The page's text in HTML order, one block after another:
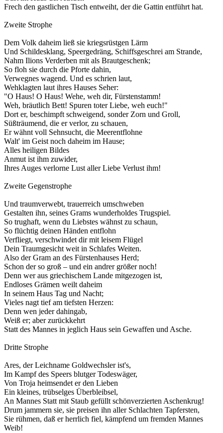
Frech den gastlichen Tisch entweiht, der die Gattin entführt hat.
Zweite Strophe
Dem Volk daheim ließ sie kriegsrüstgen Lärm
Und Schildesklang, Speergedräng, Schiffsgeschrei am Strande,
Nahm Ilions Verderben mit als Brautgeschenk;
So floh sie durch die Pforte dahin,
Verwegnes wagend. Und es schrien laut,
Wehklagten laut ihres Hauses Seher:
"O Haus! O Haus! Wehe, weh dir, Fürstenstamm!
Weh, bräutlich Bett! Spuren toter Liebe, weh euch!"
Dort er, beschimpft schweigend, sonder Zorn und Groll,
Süßträumend, die er verlor, zu schauen,
Er wähnt voll Sehnsucht, die Meerentflohne
Walt' im Geist noch daheim im Hause;
Alles heiligen Bildes
Anmut ist ihm zuwider,
Ihres Auges verlorne Lust aller Liebe Verlust ihm!
Zweite Gegenstrophe
Und traumverwebt, trauerreich umschweben
Gestalten ihn, seines Grams wunderholdes Trugspiel.
So trughaft, wenn du Liebstes wähnst zu schaun,
So flüchtig deinen Händen entflohn
Verfliegt, verschwindet dir mit leisem Flügel
Dein Traumgesicht weit in Schlafes Weiten.
Also der Gram an des Fürstenhauses Herd;
Schon der so groß – und ein andrer größer noch!
Denn wer aus griechischem Lande mitgezogen ist,
Endloses Grämen weilt daheim
In seinem Haus Tag und Nacht;
Vieles nagt tief am tiefsten Herzen:
Denn wen jeder dahingab,
Weiß er; aber zurückkehrt
Statt des Mannes in jeglich Haus sein Gewaffen und Asche.
Dritte Strophe
Ares, der Leichname Goldwechsler ist's,
Im Kampf des Speers blutger Todeswäger,
Von Troja heimsendet er den Lieben
Ein kleines, trübselges Überbleibsel,
An Mannes Statt mit Staub gefüllt schönverzierten Aschenkrug!
Drum jammern sie, sie preisen ihn aller Schlachten Tapfersten,
Sie rühmen, daß er herrlich fiel, kämpfend um fremden Mannes
Weib!